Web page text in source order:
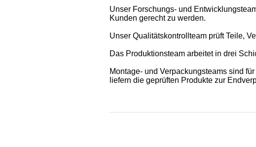
Unser Forschungs- und
Kunden gerecht zu werden.
Unser Qualitätskontrollteam prüft Teile,
Das Produktionsteam arbeitet in drei
Montage- und Verpackungsteams sind
liefern die geprüften Produkte zur